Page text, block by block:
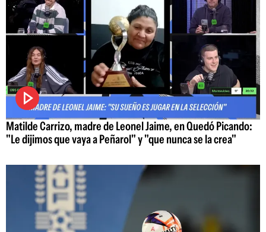
Matilde Carrizo, madre de Leonel Jaime, en Quedó Picando:
"Le dijimos que vaya a Peñarol" y "que nunca se la crea"